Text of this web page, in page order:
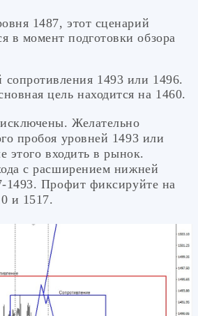
1487, этот сценарий
в момент подготовки обзора
1493 или 1496.
цель находится на 1460.
Желательно
пробоя уровней 1493 или
этого входить в рынок.
с расширением нижней
1493. Профит фиксируйте на
и 1517.